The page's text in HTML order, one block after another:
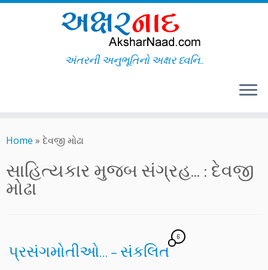
to
અંતરની અનુભૂતિનો અક્ષર ધ્વનિ..
Home » દેવજી મોઢા
સાહિત્યકાર મુજબ સંગ્રહ... : દેવજી
મોઢા
પ્રસંગમોતીઓ… – સંકલિત
6